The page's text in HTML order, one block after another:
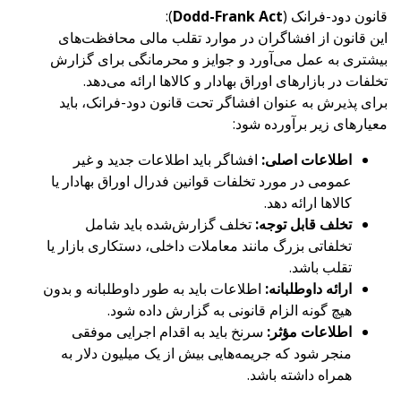
قانون دود-فرانک (Dodd-Frank Act
):
این قانون از افشاگران در موارد تقلب مالی محافظت‌های
بیشتری به عمل می‌آورد و جوایز و محرمانگی برای گزارش
تخلفات در بازارهای اوراق بهادار و کالاها ارائه می‌دهد.
برای پذیرش به عنوان افشاگر تحت قانون دود-فرانک، باید
معیارهای زیر برآورده شود:
اطلاعات اصلی: افشاگر باید اطلاعات جدید و غیر
عمومی در مورد تخلفات قوانین فدرال اوراق بهادار یا
کالاها ارائه دهد.
تخلف قابل توجه: تخلف گزارش‌شده باید شامل
تخلفاتی بزرگ مانند معاملات داخلی، دستکاری بازار یا
تقلب باشد.
ارائه داوطلبانه: اطلاعات باید به طور داوطلبانه و بدون
هیچ گونه الزام قانونی به گزارش داده شود.
اطلاعات مؤثر: سرنخ باید به اقدام اجرایی موفقی
منجر شود که جریمه‌هایی بیش از یک میلیون دلار به
همراه داشته باشد.